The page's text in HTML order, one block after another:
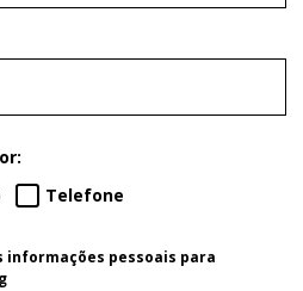
Telefone
informações pessoais para